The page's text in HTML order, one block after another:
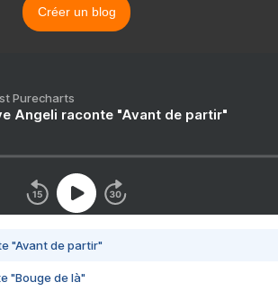
Créer un blog
Purecharts
Angeli raconte "Avant de partir"
"Avant de partir"
"Bouge de là"